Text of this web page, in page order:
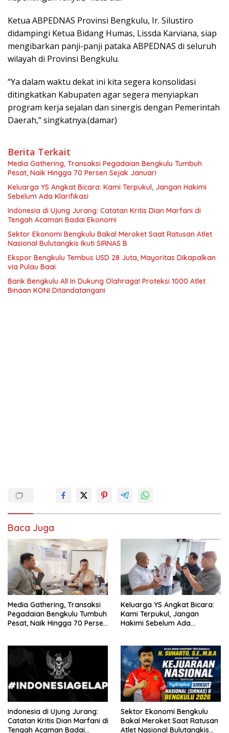
Ketua ABPEDNAS Provinsi Bengkulu, Ir. Silustiro
didampingi Ketua Bidang Humas, Lissda Karviana, siap
mengibarkan panji-panji pataka ABPEDNAS di seluruh
wilayah di Provinsi Bengkulu.
“Ya dalam waktu dekat ini kita segera konsolidasi
ditingkatkan Kabupaten agar segera menyiapkan
program kerja sejalan dan sinergis dengan Pemerintah
Daerah,” singkatnya.(damar)
Berita Terkait
Media Gathering, Transaksi Pegadaian Bengkulu Tumbuh
Pesat, Naik Hingga 70 Persen Sejak Januari
Keluarga YS Angkat Bicara: Kami Terpukul, Jangan Hakimi
Sebelum Ada Klarifikasi
Indonesia di Ujung Jurang: Catatan Kritis Dian Marfani di
Tengah Acaman Badai Ekonomi
Sektor Ekonomi Bengkulu Bakal Meroket Saat Ratusan Atlet
Nasional Bulutangkis Ikuti SIRNAS B
Ekspor Bengkulu Tembus USD 28 Juta, Mayoritas Dikapalkan
via Pulau Baai
Bank Bengkulu All In Dukung Olahraga! Proteksi 1000 Atlet
Binaan KONI Ditandatangani
Baca Juga
Media Gathering, Transaksi
Pegadaian Bengkulu Tumbuh
Pesat, Naik Hingga 70 Persen
Keluarga YS Angkat Bicara:
Kami Terpukul, Jangan
Hakimi Sebelum Ada
Indonesia di Ujung Jurang:
Catatan Kritis Dian Marfani di
Tengah Acaman Badai
Sektor Ekonomi Bengkulu
Bakal Meroket Saat Ratusan
Atlet Nasional Bulutangkis